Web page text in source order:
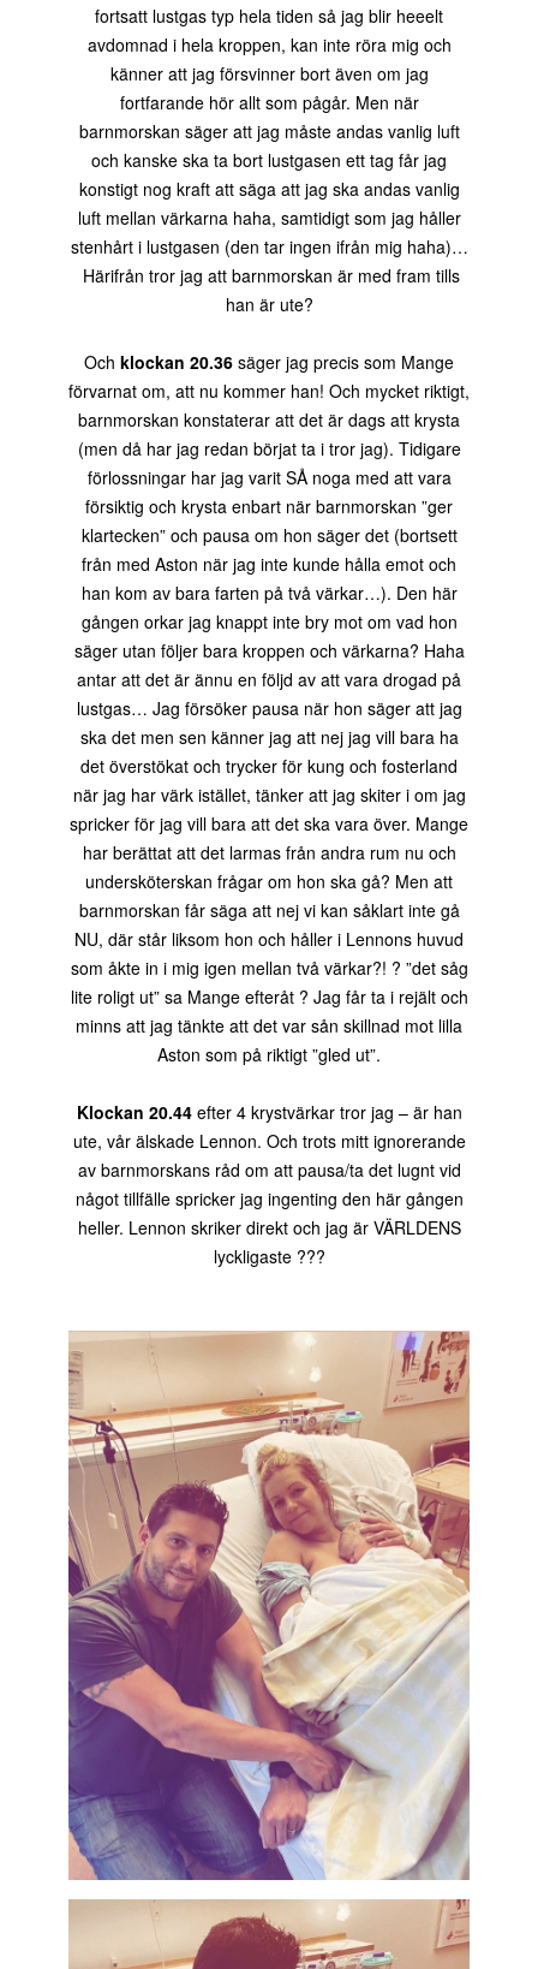
fortsatt lustgas typ hela tiden så jag blir heeelt
avdomnad i hela kroppen, kan inte röra mig och
känner att jag försvinner bort även om jag
fortfarande hör allt som pågår. Men när
barnmorskan säger att jag måste andas vanlig luft
och kanske ska ta bort lustgasen ett tag får jag
konstigt nog kraft att säga att jag ska andas vanlig
luft mellan värkarna haha, samtidigt som jag håller
stenhårt i lustgasen (den tar ingen ifrån mig haha)…
Härifrån tror jag att barnmorskan är med fram tills
han är ute?
Och klockan 20.36 säger jag precis som Mange
förvarnat om, att nu kommer han! Och mycket riktigt,
barnmorskan konstaterar att det är dags att krysta
(men då har jag redan börjat ta i tror jag). Tidigare
förlossningar har jag varit SÅ noga med att vara
försiktig och krysta enbart när barnmorskan ”ger
klartecken” och pausa om hon säger det (bortsett
från med Aston när jag inte kunde hålla emot och
han kom av bara farten på två värkar…). Den här
gången orkar jag knappt inte bry mot om vad hon
säger utan följer bara kroppen och värkarna? Haha
antar att det är ännu en följd av att vara drogad på
lustgas… Jag försöker pausa när hon säger att jag
ska det men sen känner jag att nej jag vill bara ha
det överstökat och trycker för kung och fosterland
när jag har värk istället, tänker att jag skiter i om jag
spricker för jag vill bara att det ska vara över. Mange
har berättat att det larmas från andra rum nu och
undersköterskan frågar om hon ska gå? Men att
barnmorskan får säga att nej vi kan såklart inte gå
NU, där står liksom hon och håller i Lennons huvud
som åkte in i mig igen mellan två värkar?! ? ”det såg
lite roligt ut” sa Mange efteråt ? Jag får ta i rejält och
minns att jag tänkte att det var sån skillnad mot lilla
Aston som på riktigt ”gled ut”.
Klockan 20.44efter 4 krystvärkar tror jag – är han
ute, vår älskade Lennon. Och trots mitt ignorerande
av barnmorskans råd om att pausa/ta det lugnt vid
något tillfälle spricker jag ingenting den här gången
heller. Lennon skriker direkt och jag är VÄRLDENS
lyckligaste ???